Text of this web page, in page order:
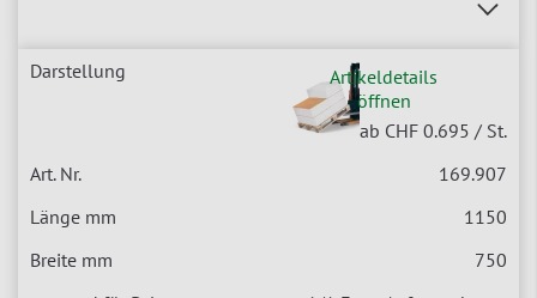
Artikeldetails
öffnen
ab CHF 0.695 / St.
169.907
1150
750